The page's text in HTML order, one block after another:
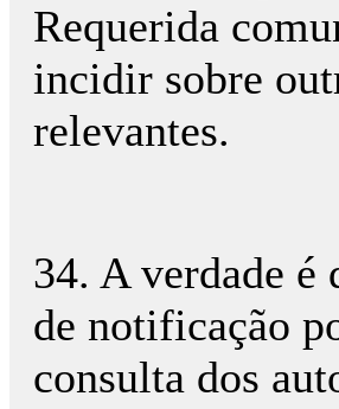
Requerida
incidir sobre
relevantes.
34. A verdade é
de notificação
consulta dos